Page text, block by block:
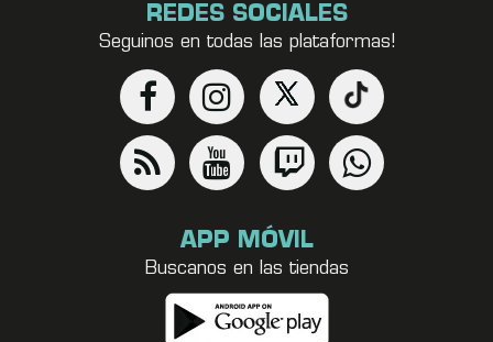
REDES SOCIALES
Seguinos en todas las plataformas!
APP MÓVIL
Buscanos en las tiendas